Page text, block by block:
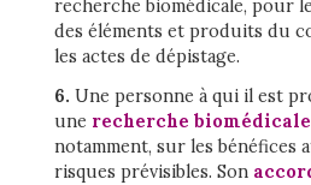
recherche biomédicale, pour
des éléments et produits du
les actes de dépistage.
6. Une personne à qui il est
une recherche biomédicale
notamment, sur les bénéfices
risques prévisibles. Son